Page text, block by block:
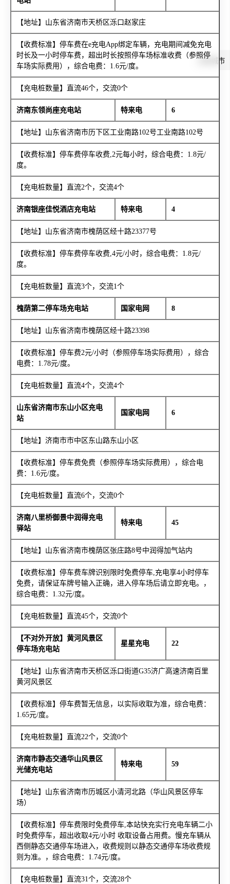
切换城市
【地址】山东省济南市天桥区泺口赵家庄
【收费标准】停车费在e充电App绑定车辆，充电期间减免充电
时长及一小时停车费，超出时长按照停车场标准收费（参照停
车场实际费用），综合电费：1.6元/度。
【充电桩数量】直流46个，交流0个
济南东领尚座充电站 特来电 6
【地址】山东省济南市历下区工业南路102号工业南路102号
【收费标准】停车费停车收费,2元每小时，综合电费：1.8元/
度。
【充电桩数量】直流2个，交流4个
济南银座佳悦酒店充电站 特来电 4
【地址】山东省济南市槐荫区经十路23377号
【收费标准】停车费停车收费,4元/小时，综合电费：1.8元/
度。
【充电桩数量】直流3个，交流1个
槐荫第二停车场充电站 国家电网 8
【地址】山东省济南市槐荫区经十路23398
【收费标准】停车费2元/小时（参照停车场实际费用），综合
电费：1.78元/度。
【充电桩数量】直流4个，交流4个
山东省济南市东山小区充电
站
国家电网 6
【地址】济南市市中区东山路东山小区
【收费标准】停车费免费（参照停车场实际费用），综合电
费：1.6元/度。
【充电桩数量】直流6个，交流0个
济南八里桥御景中润得充电
驿站
特来电 45
【地址】山东省济南市槐荫区张庄路8号中润得加气站内
【收费标准】停车费车牌识别限时免费停车,充电享4小时停车
免费，请保证车牌号输入正确，进入停车场后请立即充电。，
综合电费：1.32元/度。
【充电桩数量】直流45个，交流0个
【不对外开放】黄河风景区
停车场充电站
星星充电 22
【地址】山东省济南市天桥区泺口街道G35济广高速济南百里
黄河风景区
【收费标准】停车费暂无信息，以实际收取为准，综合电费：
1.65元/度。
【充电桩数量】直流22个，交流0个
济南市静态交通华山风景区
光储充电站
特来电 59
【地址】山东省济南市历城区小清河北路（华山风景区停车
场）
【收费标准】停车费限时免费停车,本站快充实行充电车辆二小
时免费停车，超出收取4元/小时 收取设备占用费。慢充车辆从
西侧静态交通停车场进入，收费规则以静态交通停车场收费规
则为准。，综合电费：1.74元/度。
【充电桩数量】直流31个，交流28个